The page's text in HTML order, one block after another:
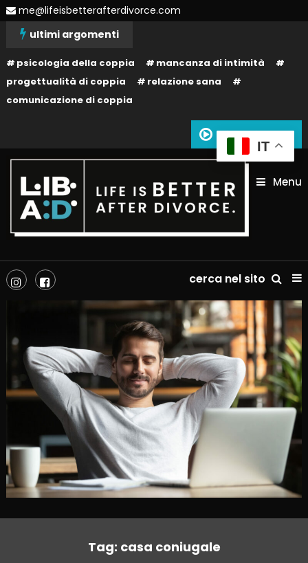
Skipme@lifeisbetterafterdivorce.com
ultimi argomenti
psicologia della coppia
mancanza di intimità
progettualità di coppia
relazione sana
comunicazione di coppia
Siamo in onda
Life is better after divorce –
LIBAD
Menu
cerca nel sito
Tag: casa coniugale
IT